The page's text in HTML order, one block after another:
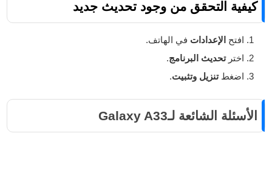
كيفية التحقق من وجود تحديث جديد
افتح الإعدادات في الهاتف.
اخترتحديث البرنامج.
اضغطتنزيل وتثبيت.
الأسئلة الشائعة لـGalaxy A33